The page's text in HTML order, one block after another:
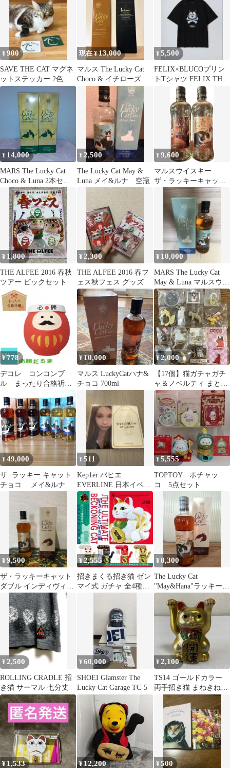
¥900
SAVE THE CAT マグネ
ットステッカー 2色セ
ット✨てんとう虫✨
現在 ¥13,000
マルス The Lucky Cat
Choco & イチローズモ
¥5,500
FELIX×BLUCOプリン
トTシャツ FELIX THE
CAT ブラックM
¥ 14,000
MARS The Lucky Cat
Choco & Luna 2本セッ
¥ 2,500
The Lucky Cat May &
Luna メイ&ルナ 空瓶
¥9,600
マルスウイスキー
ザ・ラッキーキャッ
ト 空き瓶2本セット
¥ 1,800
THE ALFEE 2016 春秋
ツアー ピックセット
¥ 2,300
THE ALFEE 2016 春フ
ェス秋フェス グッズ
¥ 10,000
MARS The Lucky Cat
May & Luna マルスウイ
スキー
¥778
デコレ コンコンブ
ル まったり合格祈
¥10,000
マルス LuckyCatハナ&
チョコ 700ml
¥2,000
【17個】猫ガチャガチ
ャ＆ノベルティ まとめ
売り
¥49,000
ザ ·ラッキー キャット
チョコ メイ&ルナ
¥511
Kep1er バヒエ
EVERLINE 日本イベン
ト 招き猫 トレカ
¥5,555
TOPTOY ポチャッ
コ 5点セット
¥9,500
ザ・ラッキーキャット
ダブル インディヴィジ
ュアルズ メイ＆ハナ
¥2,555
招きまくる招き猫 ゼン
マイ式 ガチャ 全4種セ
¥8,300
The Lucky Cat
"May&Hana"ラッキーキ
ャットメイ&ハナ
¥2,500
ROLLING CRADLE 招
き猫 サーマル 七分丈
¥60,000
SHOEI Glamster The
Lucky Cat Garage TC-5
¥2,100
TS14 ゴールドカラー
両手招き猫 まねきねこ
置物 ダイソーザ 民芸
縁起物
¥ 1,533 ¥12,200 ¥500